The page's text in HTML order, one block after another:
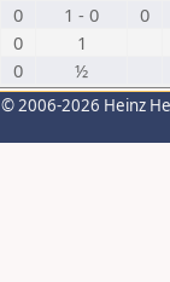
0 1 - 0
0
0
1
0 ½
© 2006-2026 Heinz